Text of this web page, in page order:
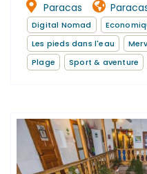
Paracas
Digital Nomad
Les pieds dans l'eau
Plage
Sport & aventure